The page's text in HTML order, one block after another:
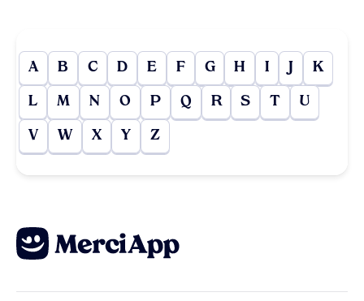
A B C D E F G H I J K
L M N O P Q R S T U
V W X Y Z